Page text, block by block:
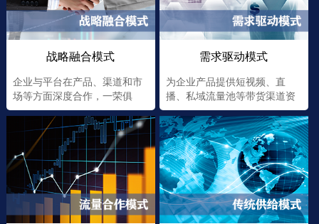
战略融合模式
企业与平台在产品、渠道和市
场等方面深度合作，一荣俱
荣，一损俱损
需求驱动模式
为企业产品提供短视频、直
播、私域流量池等带货渠道资
源